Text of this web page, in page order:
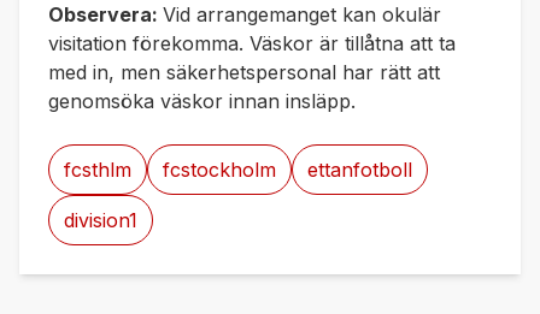
Observera: Vid arrangemanget kan okulär
visitation förekomma. Väskor är tillåtna att ta
med in, men säkerhetspersonal har rätt att
genomsöka väskor innan insläpp.
fcsthlm fcstockholm ettanfotboll
division1